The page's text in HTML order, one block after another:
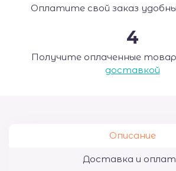
Оплатите свой заказ
4
Получите оплаченные
доставкой
Описание
Доставка и